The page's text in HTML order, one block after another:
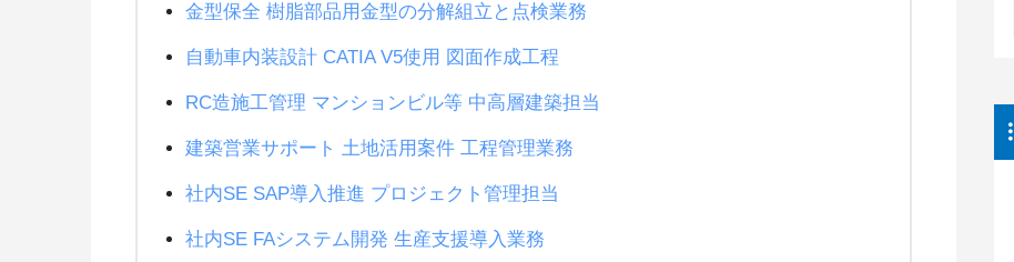
金型保全 樹脂部品用金型の分解組立と点検業務
自動車内装設計 CATIA V5使用 図面作成工程
RC造施工管理 マンションビル等 中高層建築担当
建築営業サポート 土地活用案件 工程管理業務
社内SE SAP導入推進 プロジェクト管理担当
社内SE FAシステム開発 生産支援導入業務